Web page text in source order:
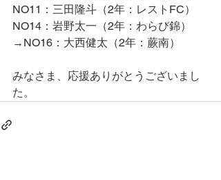
NO11：三田隆斗（2年：レストFC）
NO14：岩野太一（2年：わらび錦）
→NO16：大西健太（2年：蕨南）
みなさま、応援ありがとうございまし
た。